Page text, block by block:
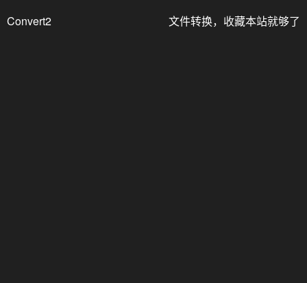
Convert2 文件转换，收藏本站就够了